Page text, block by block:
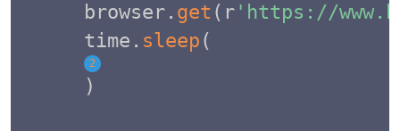
browser. get ( r'https://
time . sleep (
2
)